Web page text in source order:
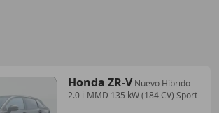
Honda ZR-V Nuevo Híbrido
2.0 i-MMD 135 kW (184 CV) Sport